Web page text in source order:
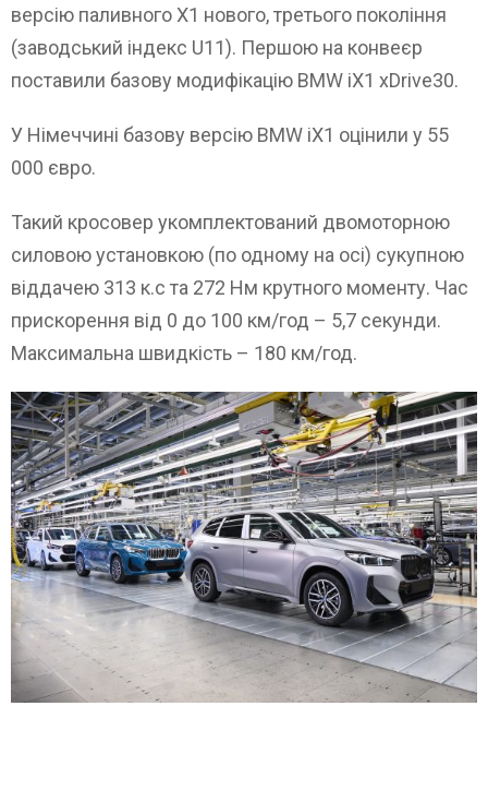
версію паливного X1 нового, третього покоління
(заводський індекс U11). Першою на конвеєр
поставили базову модифікацію BMW iX1 xDrive30.
У Німеччині базову версію BMW iX1 оцінили у 55
000 євро.
Такий кросовер укомплектований двомоторною
силовою установкою (по одному на осі) сукупною
віддачею 313 к.с та 272 Нм крутного моменту. Час
прискорення від 0 до 100 км/год – 5,7 секунди.
Максимальна швидкість – 180 км/год.